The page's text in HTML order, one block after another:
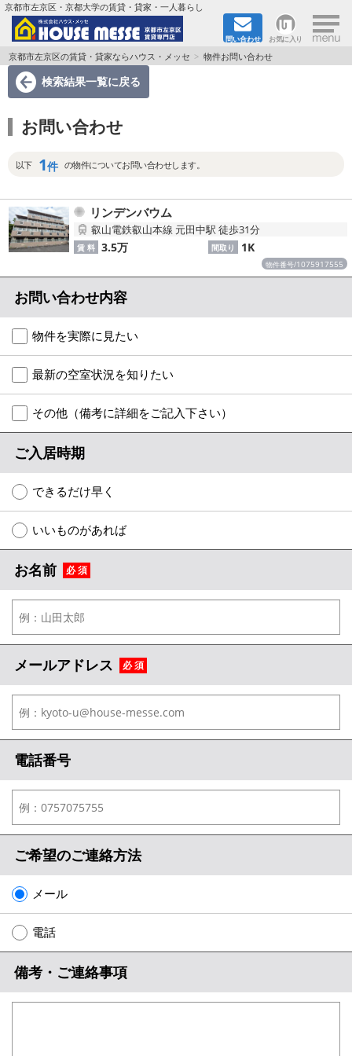
京都市左京区・京都大学の賃貸・貸家・一人暮らし
問い合わせ お気に入り ×
TOPページ
地図から検索
地域から検索
京都大学＆京都芸術大学生さんに
書類DL & 入居者さまへ
家族で住むならマンション？賃家？
一人暮らしの物件特集
ペット相談OKの賃貸！
特選物件
ハウスメーカー施工特集！
路線·駅から探す
IT重説について
スタッフ紹介
店舗情報·アクセス
会社概要
メールでお問い合わせ
京都市左京区の賃貸・貸家ならハウス・メッセ 物件お問い合わせ
検索結果一覧に戻る
お問い合わせ
以下 1件 の物件についてお問い合わせします。
物件番号/1075917555
リンデンバウム
叡山電鉄叡山本線 元田中駅 徒歩31分
賃 料 3.5万 間取り 1K
お問い合わせ内容
物件を実際に見たい
最新の空室状況を知りたい
その他（備考に詳細をご記入下さい）
ご入居時期
できるだけ早く
いいものがあれば
お名前 必 須
メールアドレス 必 須
電話番号
ご希望のご連絡方法
メール
電話
備考・ご連絡事項